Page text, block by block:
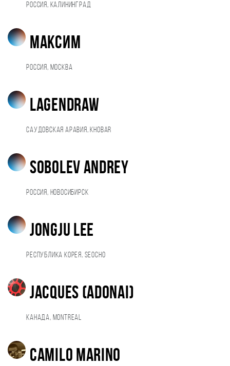
Россия, Калининград
Максим
Россия, Москва
Lagendraw
Саудовская Аравия, Khobar
Sobolev Andrey
Россия, Новосибирск
Jongju Lee
Республика Корея, Seocho
Jacques (adonai)
Канада, Montreal
Camilo Marino